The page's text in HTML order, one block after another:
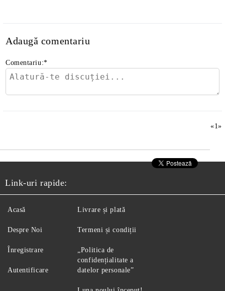
Adaugă comentariu
Comentariu:*
«1»
Link-uri rapide:
Acasă
Despre Noi
Înregistrare
Autentificare
Livrare și plată
Termeni și condiții
„Politica de
confidențialitate a
datelor personale”